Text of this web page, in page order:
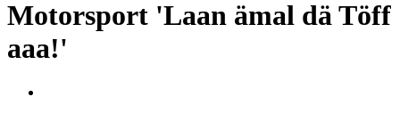
Motorsport 'Laan ämal dä Töff
aaa!'